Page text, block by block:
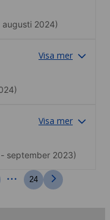
2024)
Visa mer
Visa mer
september 2023)
... 24